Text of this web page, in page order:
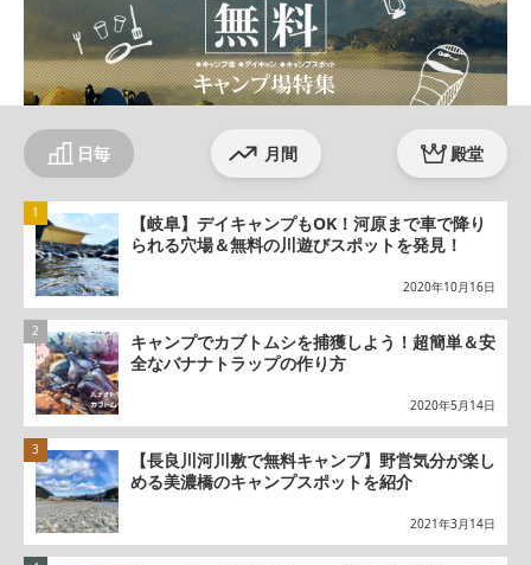
日毎 月間 殿堂
【岐阜】デイキャンプもOK！河原まで車で降り
られる穴場＆無料の川遊びスポットを発見！
2020年10月16日
キャンプでカブトムシを捕獲しよう！超簡単＆安
全なバナナトラップの作り方
2020年5月14日
【長良川河川敷で無料キャンプ】野営気分が楽し
める美濃橋のキャンプスポットを紹介
2021年3月14日